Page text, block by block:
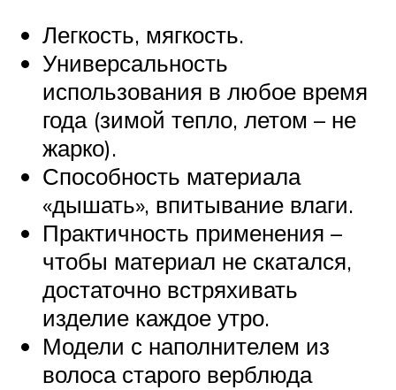
Легкость, мягкость.
Универсальность
использования в любое время
года (зимой тепло, летом – не
жарко).
Способность материала
«дышать», впитывание влаги.
Практичность применения –
чтобы материал не скатался,
достаточно встряхивать
изделие каждое утро.
Модели с наполнителем из
волоса старого верблюда